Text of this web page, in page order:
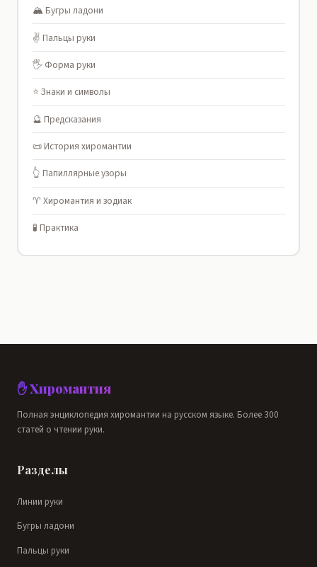
🏔️ Бугры ладони
✌️ Пальцы руки
🖐️ Форма руки
⭐ Знаки и символы
🔮 Предсказания
📜 История хиромантии
👆 Папиллярные узоры
♈ Хиромантия и зодиак
🧪 Практика
✋ Хиромантия
Полная энциклопедия хиромантии на русском языке. Более 300
статей о чтении руки.
Разделы
Линии руки
Бугры ладони
Пальцы руки